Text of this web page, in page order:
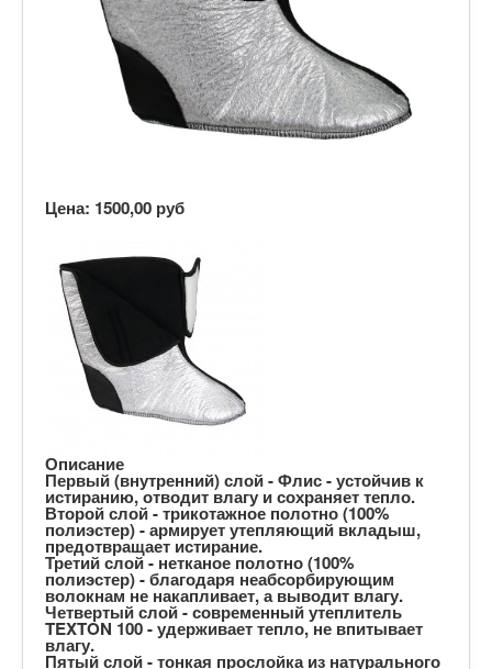
Цена: 1500,00 руб
Описание
Первый (внутренний) слой - Флис - устойчив к
истиранию, отводит влагу и сохраняет тепло.
Второй слой - трикотажное полотно (100%
полиэстер) - армирует утепляющий вкладыш,
предотвращает истирание.
Третий слой - нетканое полотно (100%
полиэстер) - благодаря неабсорбирующим
волокнам не накапливает, а выводит влагу.
Четвертый слой - современный утеплитель
TEXTON 100 - удерживает тепло, не впитывает
влагу.
Пятый слой - тонкая прослойка из натурального